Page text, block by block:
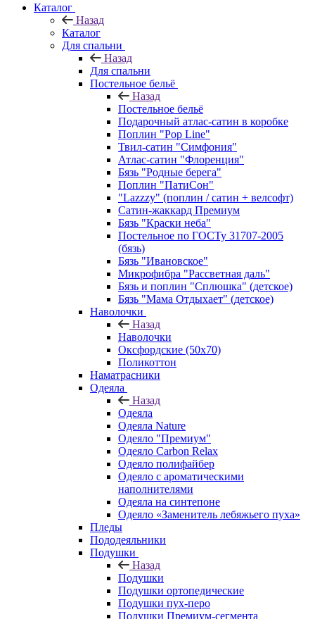
Каталог
Назад
Каталог
Для спальни
Назад
Для спальни
Постельное бельё
Назад
Постельное бельё
Подарочный атлас-сатин в коробке
Поплин "Pop Line"
Твил-сатин "Симфония"
Атлас-сатин "Флоренция"
Бязь "Родные берега"
Поплин "ПатиСон"
"Lazzzy" (поплин / сатин + велсофт)
Сатин-жаккард Премиум
Бязь "Краски неба"
Постельное по ГОСТу 31707-2005
(бязь)
Бязь "Ивановское"
Микрофибра "Рассветная даль"
Бязь и поплин "Сплюшка" (детское)
Бязь "Мама Отдыхает" (детское)
Наволочки
Назад
Наволочки
Оксфордские (50х70)
Поликоттон
Наматрасники
Одеяла
Назад
Одеяла
Одеяла Nature
Одеяло "Премиум"
Одеяло Carbon Relax
Одеяло полифайбер
Одеяло с ароматическими
наполнителями
Одеяла на синтепоне
Одеяло «Заменитель лебяжьего пуха»
Пледы
Пододеяльники
Подушки
Назад
Подушки
Подушки ортопедические
Подушки пух-перо
Подушки Премиум-сегмента